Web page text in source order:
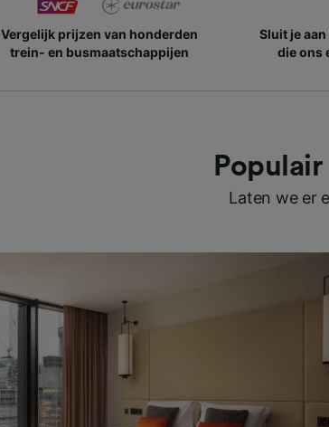
Vergelijk prijzen van honderden
trein- en busmaatschappijen
Sluit je
die ons
Laten we er